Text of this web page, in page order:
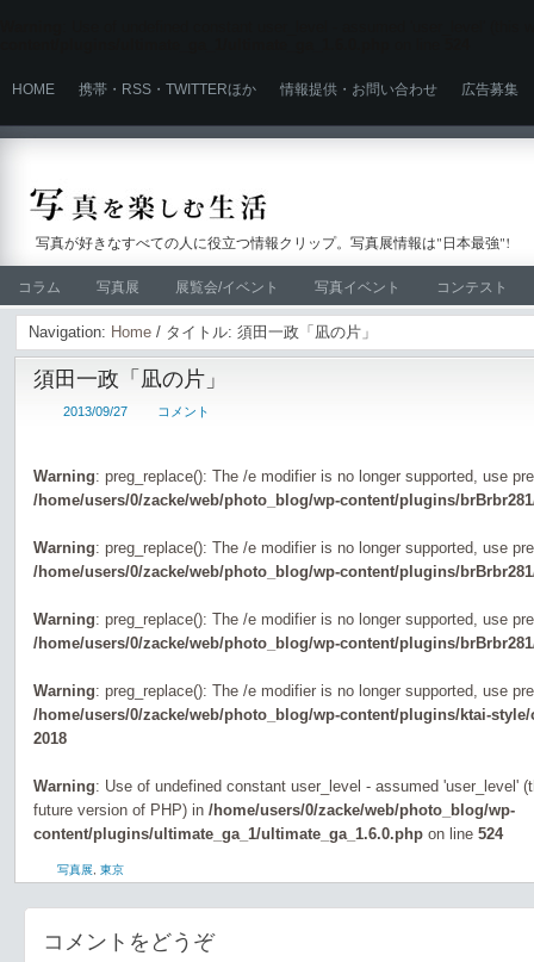
HOME 携帯・RSS・TWITTERほか 情報提供・お問い合わせ 広告募集
写真が好きなすべての人に役立つ情報クリップ。写真展情報は"日本最強"!
コラム 写真展 展覧会/イベント 写真イベント コンテスト
Navigation: Home / タイトル: 須田一政「凪の片」
須田一政「凪の片」
2013/09/27 コメント
Warning: preg_replace(): The /e modifier is no longer supported, use
/home/users/0/zacke/web/photo_blog/wp-content/plugins/
Warning: preg_replace(): The /e modifier is no longer supported, use
/home/users/0/zacke/web/photo_blog/wp-content/plugins/
Warning: preg_replace(): The /e modifier is no longer supported, use
/home/users/0/zacke/web/photo_blog/wp-content/plugins/
Warning: preg_replace(): The /e modifier is no longer supported, use
/home/users/0/zacke/web/photo_blog/wp-content/plugins/ktai-
2018
Warning: Use of undefined constant user_level - assumed 'user_level'
future version of PHP) in /home/users/0/zacke/web/photo_blog/wp-
content/plugins/ultimate_ga_1/ultimate_ga_1.6.0.php on line 524
写真展 東京
コメントをどうぞ